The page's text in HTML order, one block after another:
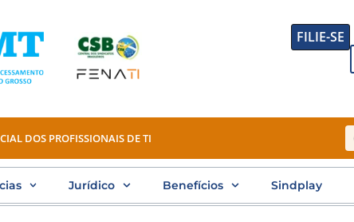
FILIE-SE
DOS PROFISSIONAIS DE TI
Jurídico Benefícios Sindplay